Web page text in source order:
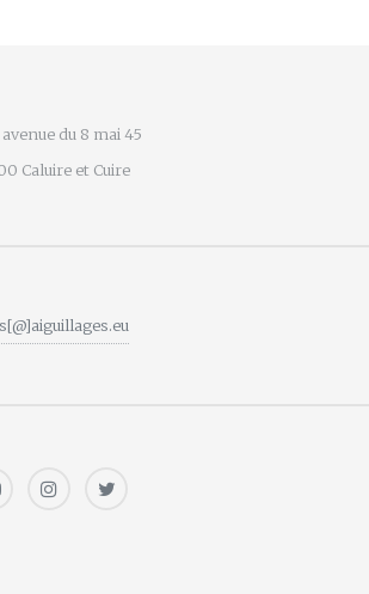
du 8 mai 45
Caluire et Cuire